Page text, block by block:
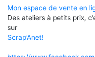
Mon espace de vente en
Des ateliers à petits prix,
sur
Scrap’Anet!